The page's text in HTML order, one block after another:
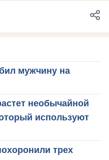
мужчину на
необычайной
используют
трех